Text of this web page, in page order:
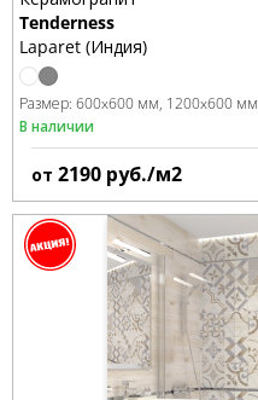
Tenderness
Laparet (Индия)
Размер: 600x600 мм 1200x600 мм
В наличии
от 2190 руб./м2